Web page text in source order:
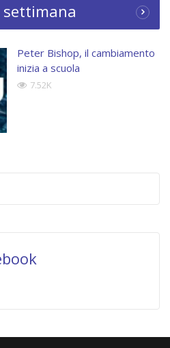
Peter Bishop, il cambiamento
inizia a scuola
7.52K